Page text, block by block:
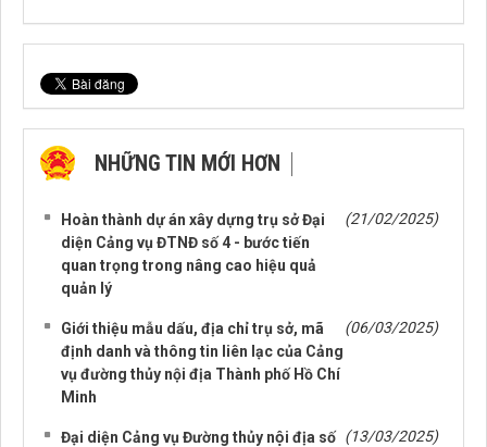
NHỮNG TIN MỚI HƠN
Hoàn thành dự án xây dựng trụ sở Đại
diện Cảng vụ ĐTNĐ số 4 - bước tiến
quan trọng trong nâng cao hiệu quả
quản lý
(21/02/2025)
Giới thiệu mẫu dấu, địa chỉ trụ sở, mã
định danh và thông tin liên lạc của Cảng
vụ đường thủy nội địa Thành phố Hồ Chí
Minh
(06/03/2025)
Đại diện Cảng vụ Đường thủy nội địa số (13/03/2025)